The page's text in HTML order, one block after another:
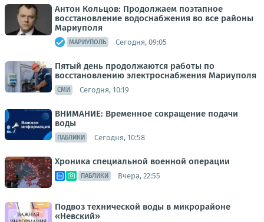
Антон Кольцов: Продолжаем поэтапное
восстановление водоснабжения во все районы
Мариуполя
МАРИУПОЛЬ Сегодня, 09:05
Пятый день продолжаются работы по
восстановлению электроснабжения Мариуполя
СМИ Сегодня, 10:19
ВНИМАНИЕ: Временное сокращение подачи
воды
ПАБЛИКИ Сегодня, 10:58
Хроника специальной военной операции
ПАБЛИКИ Вчера, 22:55
Подвоз технической воды в микрорайоне
«Невский»